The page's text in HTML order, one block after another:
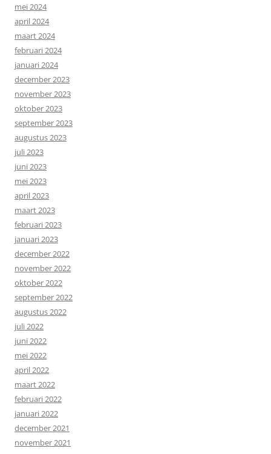
mei 2024
april 2024
maart 2024
februari 2024
januari 2024
december 2023
november 2023
oktober 2023
september 2023
augustus 2023
juli 2023
juni 2023
mei 2023
april 2023
maart 2023
februari 2023
januari 2023
december 2022
november 2022
oktober 2022
september 2022
augustus 2022
juli 2022
juni 2022
mei 2022
april 2022
maart 2022
februari 2022
januari 2022
december 2021
november 2021